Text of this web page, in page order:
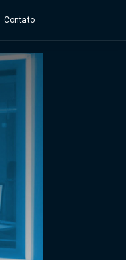
Contato